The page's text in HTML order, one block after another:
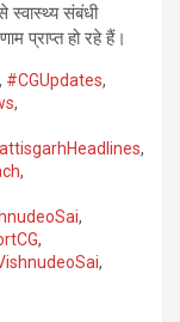
स्वास्थ्य संबंधी
प्राप्त हो रहे हैं।
, #CGUpdates,
,
,
,
,
,
,